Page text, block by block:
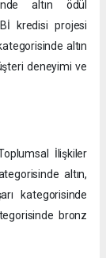
altın ödül
kredisi projesi
altın
deneyimi ve
İlişkiler
altın,
kategorisinde
bronz